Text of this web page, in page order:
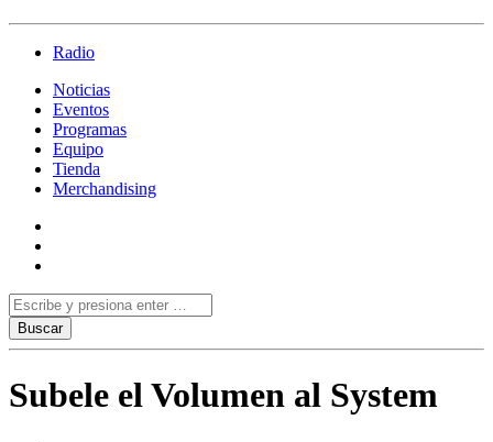
Radio
Noticias
Eventos
Programas
Equipo
Tienda
Merchandising
Subele el Volumen al System